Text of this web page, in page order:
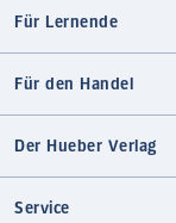
Für Lernende
Für den Handel
Der Hueber Verlag
Service